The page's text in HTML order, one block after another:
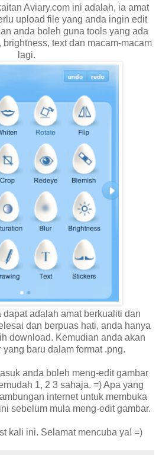
Aviary.com ini adalah, ia amat
upload file yang anda ingin edit
anda boleh guna tools yang ada
text dan macam-macam
lagi.
dapat adalah amat berkualiti dan
dan berpuas hati, anda hanya
download. Kemudian anda akan
baru dalam format .png.
anda boleh meng-edit gambar
1, 2 3 sahaja. =) Apa yang
internet untuk membuka
sebelum mula meng-edit gambar.
kali ini. Selamat mencuba ya! =)